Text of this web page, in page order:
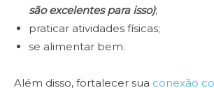
são excelentes para isso);
praticar atividades físicas;
se alimentar bem.
Além disso, fortalecer sua conexão